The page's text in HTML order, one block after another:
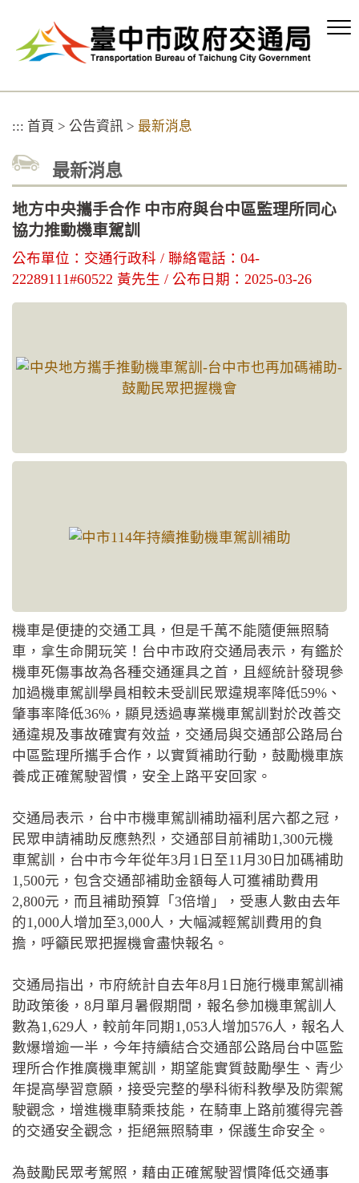
容
::: 首頁 > 公告資訊 > 最新消息
最新消息
地方中央攜手合作 中市府與台中區監理所同心
協力推動機車駕訓
公布單位：交通行政科 / 聯絡電話：04-
22289111#60522 黃先生 / 公布日期：2025-03-26
機車是便捷的交通工具，但是千萬不能隨便無照騎
車，拿生命開玩笑！台中市政府交通局表示，有鑑於
機車死傷事故為各種交通運具之首，且經統計發現參
加過機車駕訓學員相較未受訓民眾違規率降低59%、
肇事率降低36%，顯見透過專業機車駕訓對於改善交
通違規及事故確實有效益，交通局與交通部公路局台
中區監理所攜手合作，以實質補助行動，鼓勵機車族
養成正確駕駛習慣，安全上路平安回家。
交通局表示，台中市機車駕訓補助福利居六都之冠，
民眾申請補助反應熱烈，交通部目前補助1,300元機
車駕訓，台中市今年從年3月1日至11月30日加碼補助
1,500元，包含交通部補助金額每人可獲補助費用
2,800元，而且補助預算「3倍增」，受惠人數由去年
的1,000人增加至3,000人，大幅減輕駕訓費用的負
擔，呼籲民眾把握機會盡快報名。
交通局指出，市府統計自去年8月1日施行機車駕訓補
助政策後，8月單月暑假期間，報名參加機車駕訓人
數為1,629人，較前年同期1,053人增加576人，報名人
數爆增逾一半，今年持續結合交通部公路局台中區監
理所合作推廣機車駕訓，期望能實質鼓勵學生、青少
年提高學習意願，接受完整的學科術科教學及防禦駕
駛觀念，增進機車騎乘技能，在騎車上路前獲得完善
的交通安全觀念，拒絕無照騎車，保護生命安全。
為鼓勵民眾考駕照，藉由正確駕駛習慣降低交通事